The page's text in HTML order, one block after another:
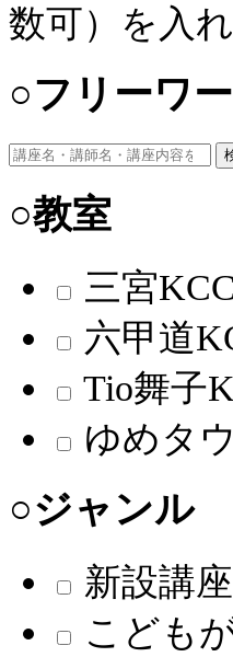
数可）を入
○フリーワ
○教室
三宮KCC
六甲道
Tio舞子
ゆめタ
○ジャンル
新設講座
こども